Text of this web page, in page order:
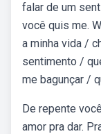
falar de um
você quis me.
a minha vida /
sentimento /
me bagunçar /
De repente
amor pra dar.